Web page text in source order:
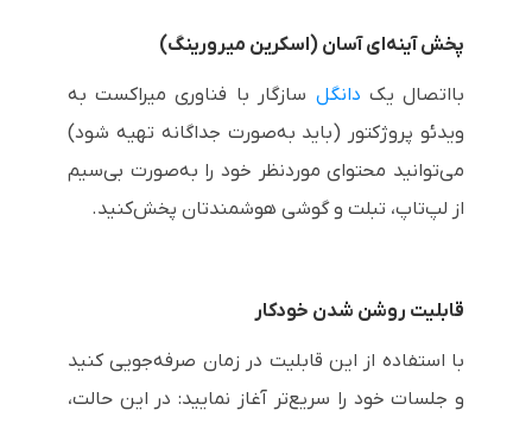
پخش آینه‌ای آسان (اسکرین میرورینگ)
بااتصال یک دانگل سازگار با فناوری میراکست به
ویدئو پروژکتور (باید به‌صورت جداگانه تهیه شود)
می‌توانید محتوای موردنظر خود را به‌صورت بی‌سیم
از لپ‌تاپ، تبلت و گوشی هوشمندتان پخش‌کنید.
قابلیت روشن شدن خودکار
با استفاده از این قابلیت در زمان صرفه‌جویی کنید
و جلسات خود را سریع‌تر آغاز نمایید: در این حالت،